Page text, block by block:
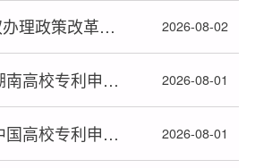
2026年软件著作权办理政策改革后湖南省软著申请全流程指南 2026-08-02
2026年08月01日湖南高校专利申请授权量排名大数据分析报告 2026-08-01
2026年08月01日中国高校专利申请授权量排名大数据报告 2026-08-01